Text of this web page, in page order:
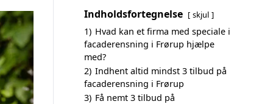
Indholdsfortegnelse skjul
1) Hvad kan et firma med speciale i
facaderensning i Frørup hjælpe
med?
2) Indhent altid mindst 3 tilbud på
facaderensning i Frørup
3) Få nemt 3 tilbud på